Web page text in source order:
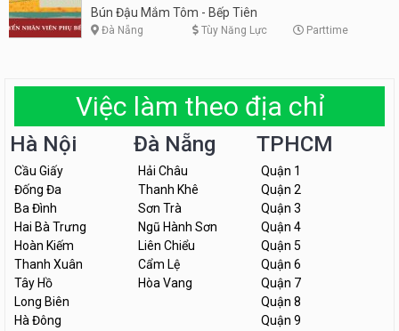
Tiên
Bún Đậu Mắm Tôm - Bếp Tiên
Đà Nẵng Tùy Năng Lực Parttime
Việc làm theo địa chỉ
Hà Nội
Cầu Giấy
Đống Đa
Ba Đình
Hai Bà Trưng
Hoàn Kiếm
Thanh Xuân
Tây Hồ
Long Biên
Hà Đông
Đà Nẵng
Hải Châu
Thanh Khê
Sơn Trà
Ngũ Hành Sơn
Liên Chiểu
Cẩm Lệ
Hòa Vang
TPHCM
Quận 1
Quận 2
Quận 3
Quận 4
Quận 5
Quận 6
Quận 7
Quận 8
Quận 9